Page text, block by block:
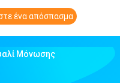
ένα απόσπασμα
Μόνωσης